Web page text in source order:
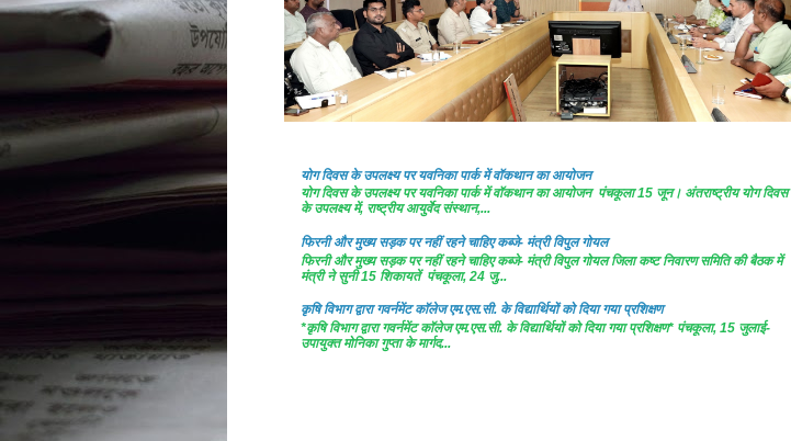
योग दिवस के उपलक्ष्य पर यवनिका पार्क में वॉकथान का आयोजन
योग दिवस के उपलक्ष्य पर यवनिका पार्क में वॉकथान का आयोजन पंचकूला 15 जून। अंतराष्ट्रीय योग दिवस
के उपलक्ष्य में, राष्ट्रीय आयुर्वेद संस्थान,...
फिरनी और मुख्य सड़क पर नहीं रहने चाहिए कब्जे- मंत्री विपुल गोयल
फिरनी और मुख्य सड़क पर नहीं रहने चाहिए कब्जे- मंत्री विपुल गोयल जिला कष्ट निवारण समिति की बैठक में
मंत्री ने सुनी 15 शिकायतें पंचकूला, 24 जु...
कृषि विभाग द्वारा गवर्नमेंट काॅलेज एम.एस.सी. के विद्यार्थियों को दिया गया प्रशिक्षण
*कृषि विभाग द्वारा गवर्नमेंट काॅलेज एम.एस.सी. के विद्यार्थियों को दिया गया प्रशिक्षण* पंचकूला, 15 जुलाई-
उपायुक्त मोनिका गुप्ता के मार्गद...